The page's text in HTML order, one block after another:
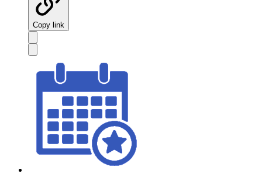
Copy link